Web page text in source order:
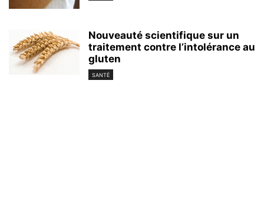
Nouveauté scientifique sur un
traitement contre l’intolérance au
gluten
SANTÉ